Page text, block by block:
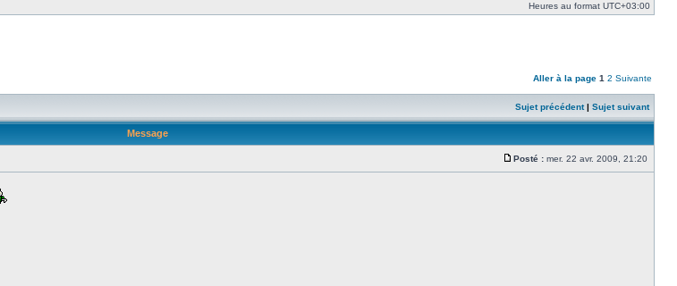
Heures au format UTC+03:00
Aller à la page 1 2 Suivante
Sujet précédent| Sujet suivant
Message
Posté : mer. 22 avr. 2009, 21:20